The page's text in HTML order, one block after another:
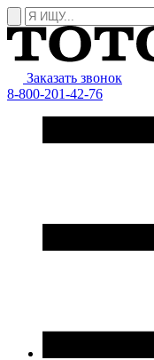
Заказать звонок
8-800-201-42-76